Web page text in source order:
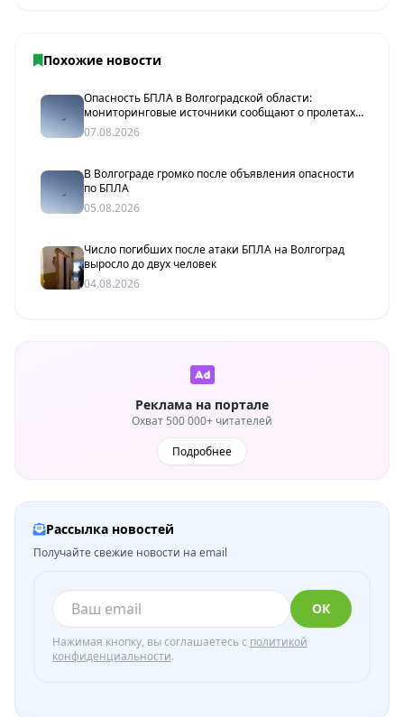
Похожие новости
Опасность БПЛА в Волгоградской области:
мониторинговые источники сообщают о пролетах
беспилотников
07.08.2026
В Волгограде громко после объявления опасности
по БПЛА
05.08.2026
Число погибших после атаки БПЛА на Волгоград
выросло до двух человек
04.08.2026
Реклама на портале
Охват 500 000+ читателей
Подробнее
Рассылка новостей
Получайте свежие новости на email
ОК
Нажимая кнопку, вы соглашаетесь с политикой
конфиденциальности.